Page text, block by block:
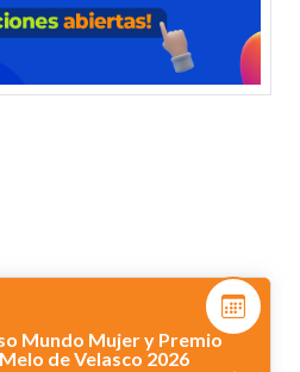
Mundo Mujer y Premio
de Velasco 2026